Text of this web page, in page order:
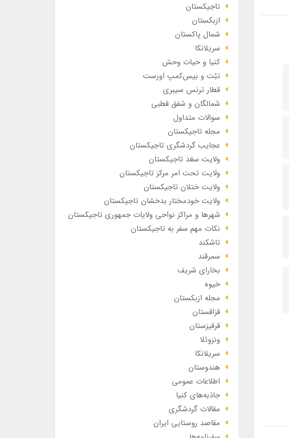
تاجیکستان
ازبکستان
شمال پاکستان
سریلانکا
کنیا و حیات وحش
تبّت و بیس‌کمپ اورست
قطار ترنس سیبری
شمالگان و شفق قطبی
سوالات متداول
مجله تاجیکستان
عجایب گردشگری تاجیکستان
ولایت سغد تاجیکستان
ولایت تحت امر مرکز تاجیکستان
ولایت ختلان تاجیکستان
ولایت خودمختار بدخشان تاجیکستان
شهرها و مراکز نواحی ولایات جمهوری تاجیکستان
نکات مهم سفر به تاجیکستان
تاشکند
سمرقند
بخارای شریف
خیوه
مجله ازبکستان
قزاقستان
قرقیزستان
ونزوئلا
سریلانکا
هندوستان
اطلاعات عمومی
جاذبه‌های کنیا
مقالات گردشگری
مقاصد روستایی ایران